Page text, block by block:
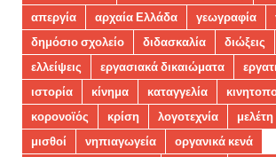
απεργία
αρχαία Ελλάδα γεωγραφία
δημόσιο σχολείο
διδασκαλία διώξεις
ελλείψεις
εργασιακά δικαιώματα
ιστορία
κίνημα καταγγελία
κορονοϊός
κρίση λογοτεχνία
μισθοί
νηπιαγωγεία
οργανικά κενά